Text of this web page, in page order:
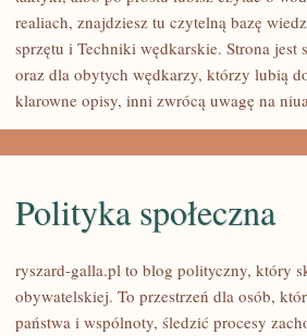
EKOLOGIA
realiach, znajdziesz tu czytelną bazę
sprzętu i Techniki wędkarskie. Strona jest
oraz dla obytych wędkarzy, którzy lubią
klarowne opisy, inni zwrócą uwagę na
Polityka społeczna
ryszard-galla.pl to blog polityczny, który
obywatelskiej. To przestrzeń dla osób,
państwa i wspólnoty, śledzić procesy